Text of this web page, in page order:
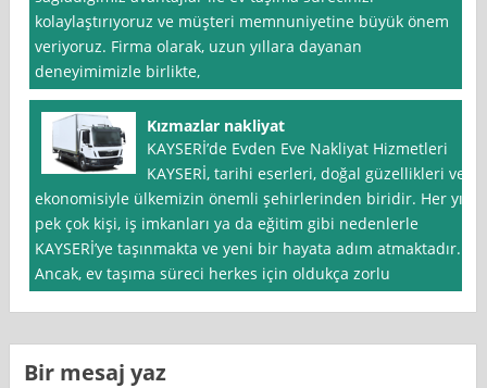
kolaylaştırıyoruz ve müşteri memnuniyetine büyük önem
veriyoruz. Firma olarak, uzun yıllara dayanan
deneyimimizle birlikte,
Kızmazlar nakliyat
KAYSERİ’de Evden Eve Nakliyat Hizmetleri
KAYSERİ, tarihi eserleri, doğal güzellikleri ve
ekonomisiyle ülkemizin önemli şehirlerinden biridir. Her yıl
pek çok kişi, iş imkanları ya da eğitim gibi nedenlerle
KAYSERİ’ye taşınmakta ve yeni bir hayata adım atmaktadır.
Ancak, ev taşıma süreci herkes için oldukça zorlu
Bir mesaj yaz